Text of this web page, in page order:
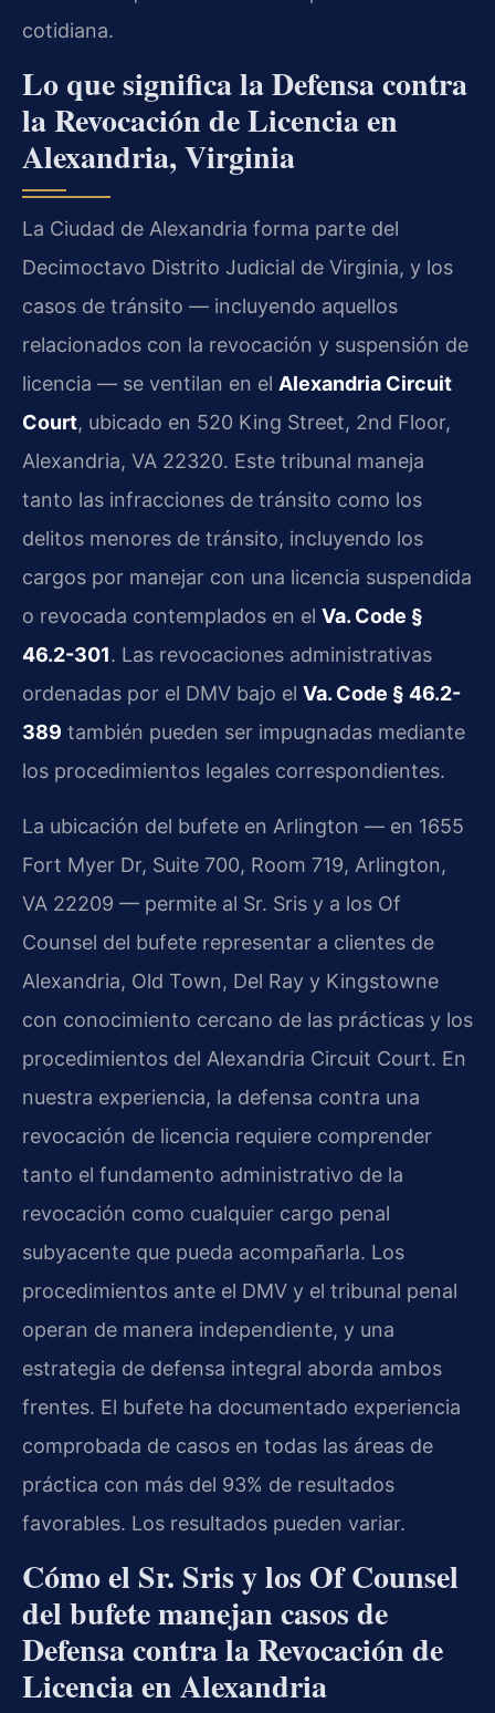
cotidiana.
Lo que significa la Defensa contra
la Revocación de Licencia en
Alexandria, Virginia
La Ciudad de Alexandria forma parte del
Decimoctavo Distrito Judicial de Virginia, y los
casos de tránsito — incluyendo aquellos
relacionados con la revocación y suspensión de
licencia — se ventilan en el Alexandria Circuit
Court, ubicado en 520 King Street, 2nd Floor,
Alexandria, VA 22320. Este tribunal maneja
tanto las infracciones de tránsito como los
delitos menores de tránsito, incluyendo los
cargos por manejar con una licencia suspendida
o revocada contemplados en el Va. Code §
46.2-301. Las revocaciones administrativas
ordenadas por el DMV bajo el Va. Code § 46.2-
389 también pueden ser impugnadas mediante
los procedimientos legales correspondientes.
La ubicación del bufete en Arlington — en 1655
Fort Myer Dr, Suite 700, Room 719, Arlington,
VA 22209 — permite al Sr. Sris y a los Of
Counsel del bufete representar a clientes de
Alexandria, Old Town, Del Ray y Kingstowne
con conocimiento cercano de las prácticas y los
procedimientos del Alexandria Circuit Court. En
nuestra experiencia, la defensa contra una
revocación de licencia requiere comprender
tanto el fundamento administrativo de la
revocación como cualquier cargo penal
subyacente que pueda acompañarla. Los
procedimientos ante el DMV y el tribunal penal
operan de manera independiente, y una
estrategia de defensa integral aborda ambos
frentes. El bufete ha documentado experiencia
comprobada de casos en todas las áreas de
práctica con más del 93% de resultados
favorables. Los resultados pueden variar.
Cómo el Sr. Sris y los Of Counsel
del bufete manejan casos de
Defensa contra la Revocación de
Licencia en Alexandria